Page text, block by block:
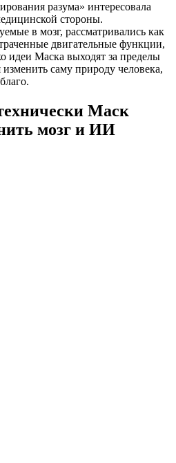
разума» интересовала
стороны.
в мозг, рассматривались как
двигательные функции,
идеи Маска выходят за пределы
саму природу человека,
Маск
мозг и ИИ